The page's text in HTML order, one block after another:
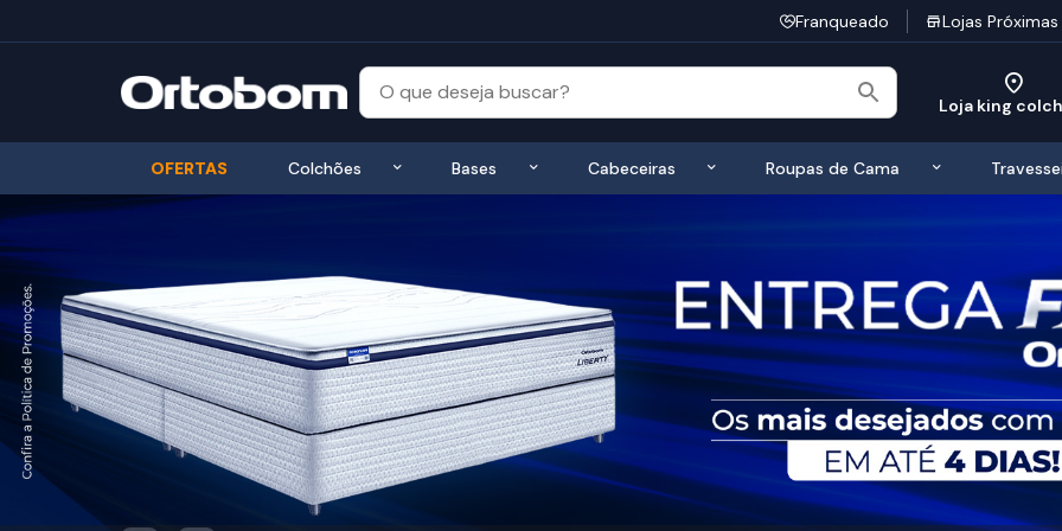
Franqueado Lojas Próximas
Loja king
OFERTAS Colchões Exibir submenu de Colchões
Bases Exibir submenu de Bases
Cabeceiras Exibir submenu de Cabeceiras
Roupas de Cama Exibir